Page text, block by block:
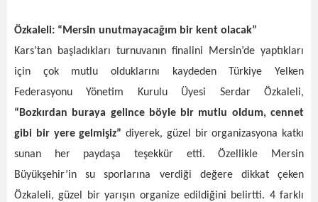
Özkaleli: “Mersin unutmayacağım bir kent olacak”
Kars’tan başladıkları turnuvanın finalini Mersin’de yaptıkları
için çok mutlu olduklarını kaydeden Türkiye Yelken
Federasyonu Yönetim Kurulu Üyesi Serdar Özkaleli,
“Bozkırdan buraya gelince böyle bir mutlu oldum, cennet
gibi bir yere gelmişiz” diyerek, güzel bir organizasyona katkı
sunan her paydaşa teşekkür etti. Özellikle Mersin
Büyükşehir’in su sporlarına verdiği değere dikkat çeken
Özkaleli, güzel bir yarışın organize edildiğini belirtti. 4 farklı